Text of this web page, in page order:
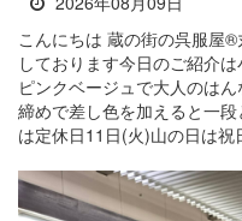
こんにちは 蔵の街の呉服屋
しております今日のご紹介
ピンクベージュで大人のは
締めで差し色を加えると一
は定休日11日(火)山の日は